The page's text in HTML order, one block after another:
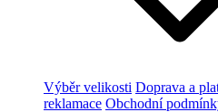
Výběr velikosti Doprava a
reklamace Obchodní